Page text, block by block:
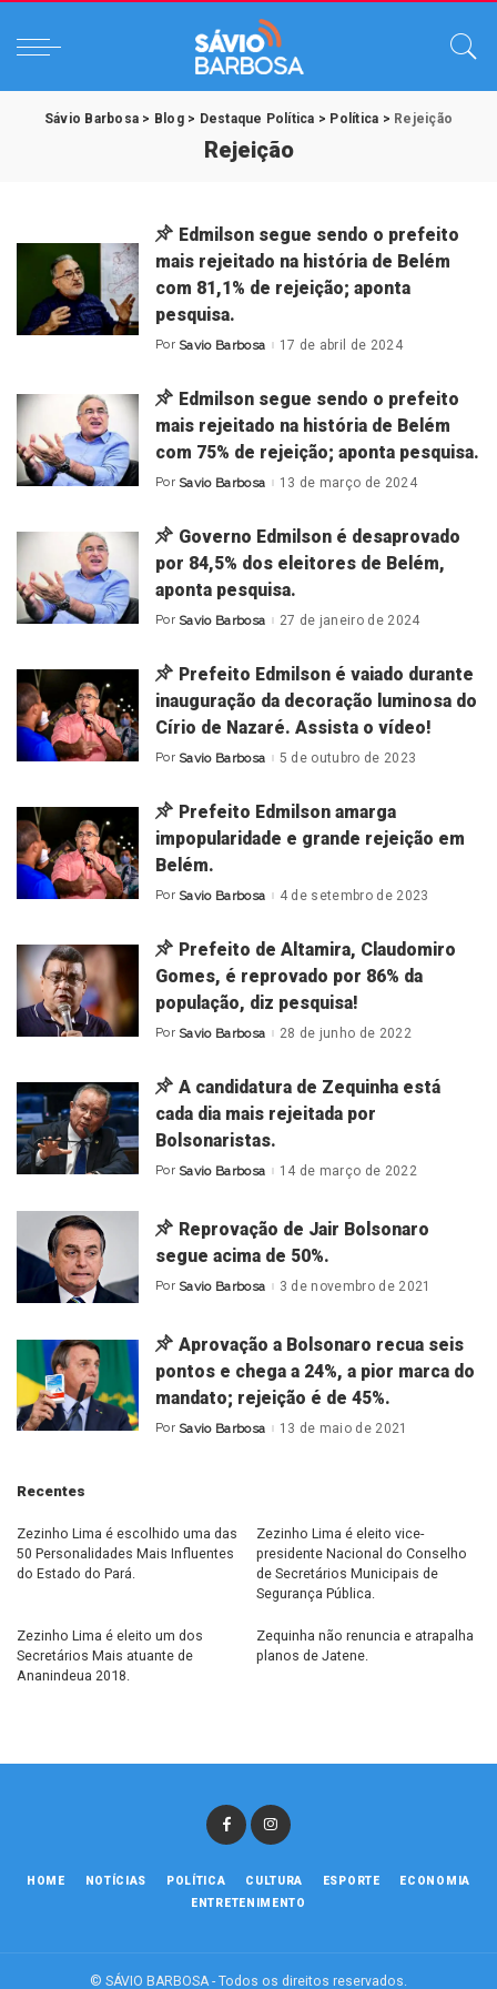
Sávio Barbosa > Blog> Destaque Política > Política > Rejeição
Rejeição
Edmilson segue sendo o prefeito
mais rejeitado na história de Belém
com 81,1% de rejeição; aponta
pesquisa.
Posted
Por Savio Barbosa 17 de abril de 2024
Edmilson segue sendo o prefeito
mais rejeitado na história de Belém
com 75% de rejeição; aponta pesquisa.
Posted
Por Savio Barbosa 13 de março de 2024
Governo Edmilson é desaprovado
por 84,5% dos eleitores de Belém,
aponta pesquisa.
Posted
Por Savio Barbosa 27 de janeiro de 2024
Prefeito Edmilson é vaiado durante
inauguração da decoração luminosa do
Círio de Nazaré. Assista o vídeo!
Posted
Por Savio Barbosa 5 de outubro de 2023
Prefeito Edmilson amarga
impopularidade e grande rejeição em
Belém.
Posted
Por Savio Barbosa 4 de setembro de 2023
Prefeito de Altamira, Claudomiro
Gomes, é reprovado por 86% da
população, diz pesquisa!
Posted
Por Savio Barbosa 28 de junho de 2022
A candidatura de Zequinha está
cada dia mais rejeitada por
Bolsonaristas.
Posted
Por Savio Barbosa 14 de março de 2022
Reprovação de Jair Bolsonaro
segue acima de 50%.
Posted
Por Savio Barbosa 3 de novembro de 2021
Aprovação a Bolsonaro recua seis
pontos e chega a 24%, a pior marca do
mandato; rejeição é de 45%.
Posted
Por Savio Barbosa 13 de maio de 2021
Recentes
Zezinho Lima é escolhido uma das
50 Personalidades Mais Influentes
do Estado do Pará.
Zezinho Lima é eleito vice-
presidente Nacional do Conselho
de Secretários Municipais de
Segurança Pública.
Zezinho Lima é eleito um dos
Secretários Mais atuante de
Ananindeua 2018.
Zequinha não renuncia e atrapalha
planos de Jatene.
HOME NOTÍCIAS POLÍTICA CULTURA ESPORTE
ECONOMIA
ENTRETENIMENTO
© SÁVIO BARBOSA - Todos os direitos reservados.